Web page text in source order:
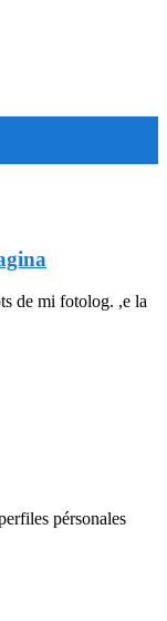
de mi fotolog. ,e la
pérsonales